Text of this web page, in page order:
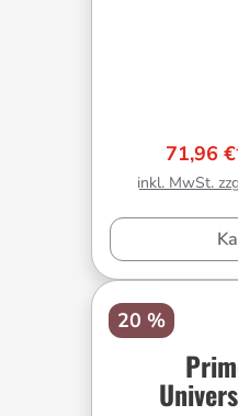
71,96
inkl. MwSt.
20 %